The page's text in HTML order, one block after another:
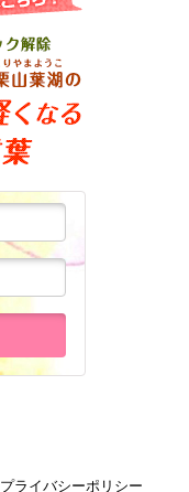
プライバシーポリシー